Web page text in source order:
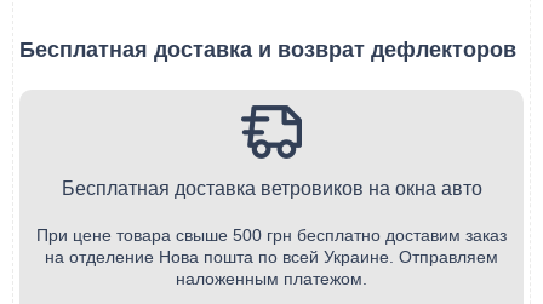
Бесплатная доставка и возврат дефлекторов
Бесплатная доставка ветровиков на окна авто
При цене товара свыше 500 грн бесплатно доставим заказ
на отделение Нова пошта по всей Украине. Отправляем
наложенным платежом.